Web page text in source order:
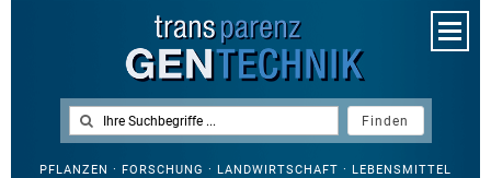
PFLANZEN · FORSCHUNG · LANDWIRTSCHAFT · LEBENSMITTEL